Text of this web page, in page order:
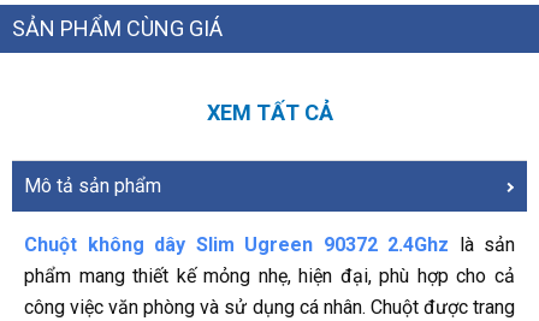
SẢN PHẨM CÙNG GIÁ
XEM TẤT CẢ
Mô tả sản phẩm
Chuột không dây Slim Ugreen 90372 2.4Ghz là sản
phẩm mang thiết kế mỏng nhẹ, hiện đại, phù hợp cho cả
công việc văn phòng và sử dụng cá nhân. Chuột được trang